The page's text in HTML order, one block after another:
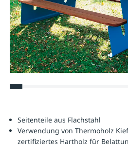
Seitenteile aus Flachstahl
Verwendung von Thermoholz
zertifiziertes Hartholz für